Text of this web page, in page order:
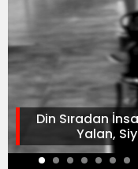
Din Sıradan
Yalan,